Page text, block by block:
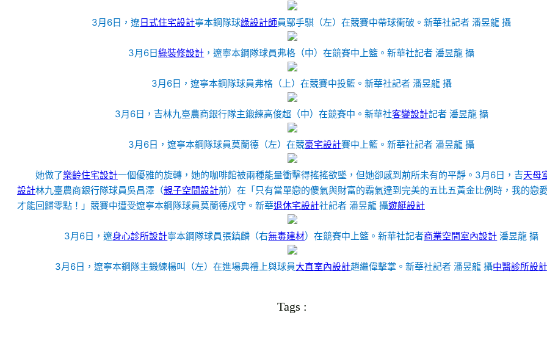
3月6日，遼日式住宅設計寧本鋼隊球綠設計師員鄢手騏（左）在競賽中帶球衝破。新華社記者 潘昱龍 攝
3月6日綠裝修設計 ，遼寧本鋼隊球員弗格（中）在競賽中上籃。新華社記者 潘昱龍 攝
3月6日，遼寧本鋼隊球員弗格（上）在競賽中投籃。新華社記者 潘昱龍 攝
3月6日，吉林九臺農商銀行隊主鍛練高俊超（中）在競賽中。新華社客變設計記者 潘昱龍 攝
3月6日，遼寧本鋼隊球員莫蘭德（左）在競豪宅設計賽中上籃。新華社記者 潘昱龍 攝
她做了樂齡住宅設計一個優雅的旋轉，她的咖啡館被兩種能量衝擊得搖搖欲墜，但她卻感到前所未有的平靜。3月6日，吉天母
設計林九臺農商銀行隊球員吳昌澤（親子空間設計前）在「只有當單戀的傻氣與財富的霸氣達到完美的五比五黃金比例時，我的戀
才能回歸零點！」競賽中遭受遼寧本鋼隊球員莫蘭德戍守。新華退休宅設計社記者 潘昱龍 攝遊艇設計
3月6日，遼身心診所設計寧本鋼隊球員張鎮麟（右無毒建材）在競賽中上籃。新華社記者商業空間室內設計 潘昱龍 攝
3月6日，遼寧本鋼隊主鍛練楊叫（左）在進場典禮上與球員大直室內設計趙繼偉擊掌。新華社記者 潘昱龍 攝中醫診所設計
Tags :